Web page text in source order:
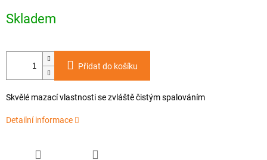
cena:
Skladem
Přidat do košíku
Skvělé mazací vlastnosti se zvláště čistým spalováním
Detailní informace